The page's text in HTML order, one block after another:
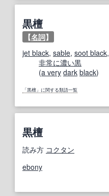
黒檀
【名詞】
jet black, sable, soot black,
非常に濃い黒
(a very dark black)
「黒檀」に関する類語一覧
黒檀
読み方 コクタン
ebony